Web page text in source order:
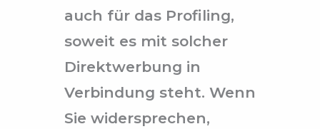
auch für das Profiling,
soweit es mit solcher
Direktwerbung in
Verbindung steht. Wenn
Sie widersprechen,